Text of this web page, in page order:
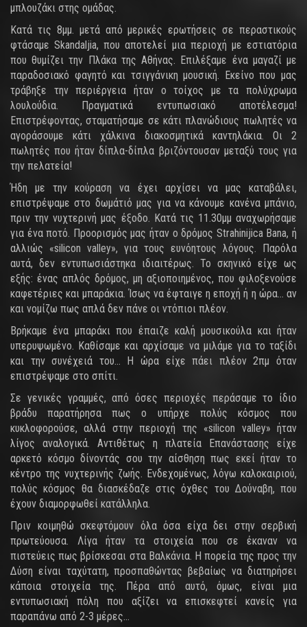
μπλουζάκι στης ομάδας.
Κατά τις 8μμ. μετά από μερικές ερωτήσεις σε περαστικούς
φτάσαμε Skandaljia, που αποτελεί μια περιοχή με εστιατόρια
που θυμίζει την Πλάκα της Αθήνας. Επιλέξαμε ένα μαγαζί με
παραδοσιακό φαγητό και τσιγγάνικη μουσική. Εκείνο που μας
τράβηξε την περιέργεια ήταν ο τοίχος με τα πολύχρωμα
λουλούδια. Πραγματικά εντυπωσιακό αποτέλεσμα!
Επιστρέφοντας, σταματήσαμε σε κάτι πλανώδιους πωλητές να
αγοράσουμε κάτι χάλκινα διακοσμητικά καντηλάκια. Οι 2
πωλητές που ήταν δίπλα-δίπλα βριζόντουσαν μεταξύ τους για
την πελατεία!
Ήδη με την κούραση να έχει αρχίσει να μας καταβάλει,
επιστρέψαμε στο δωμάτιό μας για να κάνουμε κανένα μπάνιο,
πριν την νυχτερινή μας έξοδο. Κατά τις 11.30μμ αναχωρήσαμε
για ένα ποτό. Προορισμός μας ήταν ο δρόμος Strahinijica Bana, ή
αλλιώς «silicon valley», για τους ευνόητους λόγους. Παρόλα
αυτά, δεν εντυπωσιάστηκα ιδιαιτέρως. Το σκηνικό είχε ως
εξής: ένας απλός δρόμος, μη αξιοποιημένος, που φιλοξενούσε
καφετέριες και μπαράκια. Ίσως να έφταιγε η εποχή ή η ώρα… αν
και νομίζω πως απλά δεν πάνε οι ντόπιοι πλέον.
Βρήκαμε ένα μπαράκι που έπαιζε καλή μουσικούλα και ήταν
υπερυψωμένο. Καθίσαμε και αρχίσαμε να μιλάμε για το ταξίδι
και την συνέχειά του… Η ώρα είχε πάει πλέον 2πμ όταν
επιστρέψαμε στο σπίτι.
Σε γενικές γραμμές, από όσες περιοχές περάσαμε το ίδιο
βράδυ παρατήρησα πως ο υπήρχε πολύς κόσμος που
κυκλοφορούσε, αλλά στην περιοχή της «silicon valley» ήταν
λίγος αναλογικά. Αντιθέτως η πλατεία Επανάστασης είχε
αρκετό κόσμο δίνοντάς σου την αίσθηση πως εκεί ήταν το
κέντρο της νυχτερινής ζωής. Ενδεχομένως, λόγω καλοκαιριού,
πολύς κόσμος θα διασκέδαζε στις όχθες του Δούναβη, που
έχουν διαμορφωθεί κατάλληλα.
Πριν κοιμηθώ σκεφτόμουν όλα όσα είχα δει στην σερβική
πρωτεύουσα. Λίγα ήταν τα στοιχεία που σε έκαναν να
πιστεύεις πως βρίσκεσαι στα Βαλκάνια. Η πορεία της προς την
Δύση είναι ταχύτατη, προσπαθώντας βεβαίως να διατηρήσει
κάποια στοιχεία της. Πέρα από αυτό, όμως, είναι μια
εντυπωσιακή πόλη που αξίζει να επισκεφτεί κανείς για
παραπάνω από 2-3 μέρες…